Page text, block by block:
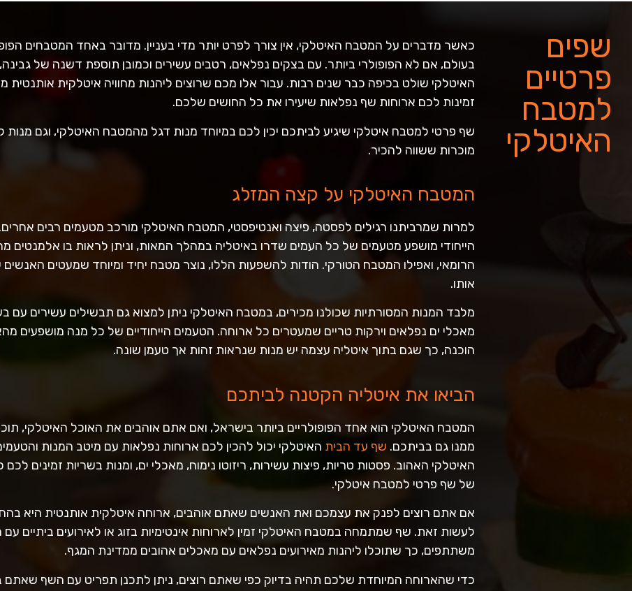
שפים
פרטיים
למטבח
האיטלקי
כאשר מדברים על המטבח האיטלקי, אין צורך לפרט יותר מדי בעניין. מדובר באחד המטבחים
בעולם, אם לא הפופולרי ביותר. עם בצקים נפלאים, רטבים עשירים וכמובן תוספת דשנה של
האיטלקי שולט בכיפה כבר שנים רבות. עבור אלו מכם שרוצים ליהנות מחוויה איטלקית אותנטית
זמינות לכם ארוחות שף נפלאות שיעירו את כל החושים שלכם.
שף פרטי למטבח איטלקי שיגיע לביתכם יכין לכם במיוחד מנות דגל מהמטבח האיטלקי, וגם מנות
מוכרות ששווה להכיר.
המטבח האיטלקי על קצה המזלג
למרות שמרביתנו רגילים לפסטה, פיצה ואנטיפסטי, המטבח האיטלקי מורכב מטעמים רבים
הייחודי מושפע מטעמים של כל העמים שדרו באיטליה במהלך המאות, וניתן לראות בו אלמנטים
הרומאי, ואפילו המטבח הטורקי. הודות להשפעות הללו, נוצר מטבח יחיד ומיוחד שמעטים
אותו.
מלבד המנות המסורתיות שכולנו מכירים, במטבח האיטלקי ניתן למצוא גם תבשילים עשירים עם
מאכלי ים נפלאים וירקות טריים שמעטרים כל ארוחה. הטעמים הייחודיים של כל מנה מושפעים
הוכנה, כך שגם בתוך איטליה עצמה יש מנות שנראות זהות אך טעמן שונה.
הביאו את איטליה הקטנה לביתכם
המטבח האיטלקי הוא אחד הפופולריים ביותר בישראל, ואם אתם אוהבים את האוכל האיטלקי,
ממנו גם בביתכם. שף עד הבית האיטלקי יכול להכין לכם ארוחות נפלאות עם מיטב המנות
האיטלקי האהוב. פסטות טריות, פיצות עשירות, ריזוטו נימוח, מאכלי ים, ומנות בשריות זמינים
של שף פרטי למטבח איטלקי.
אם אתם רוצים לפנק את עצמכם ואת האנשים שאתם אוהבים, ארוחה איטלקית אותנטית היא
לעשות זאת. שף שמתמחה במטבח האיטלקי זמין לארוחות אינטימיות בזוג או לאירועים ביתיים
משתתפים, כך שתוכלו ליהנות מאירועים נפלאים עם מאכלים אהובים ממדינת המגף.
כדי שהארוחה המיוחדת שלכם תהיה בדיוק כפי שאתם רוצים, ניתן לתכנן תפריט עם השף שאתם